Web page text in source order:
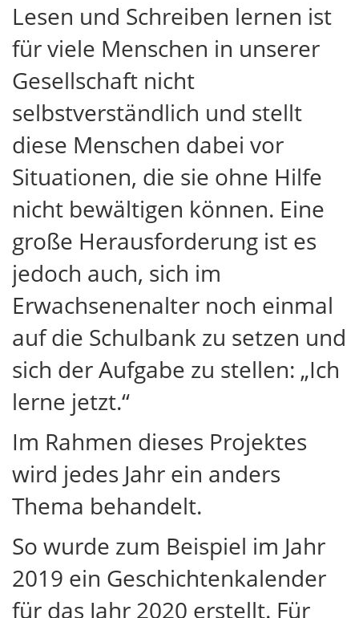
Lesen und Schreiben lernen ist
für viele Menschen in unserer
Gesellschaft nicht
selbstverständlich und stellt
diese Menschen dabei vor
Situationen, die sie ohne Hilfe
nicht bewältigen können. Eine
große Herausforderung ist es
jedoch auch, sich im
Erwachsenenalter noch einmal
auf die Schulbank zu setzen und
sich der Aufgabe zu stellen: „Ich
lerne jetzt.“
Im Rahmen dieses Projektes
wird jedes Jahr ein anders
Thema behandelt.
So wurde zum Beispiel im Jahr
2019 ein Geschichtenkalender
für das Jahr 2020 erstellt. Für